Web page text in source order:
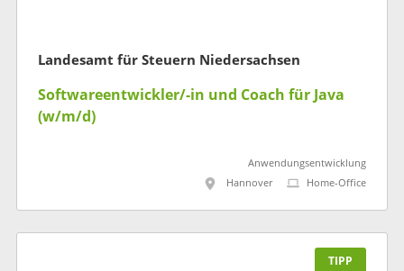
Landesamt für Steuern Niedersachsen
Softwareentwickler/-in und Coach für Java
(w/m/d)
Anwendungsentwicklung
Hannover
Home-Office
TIPP